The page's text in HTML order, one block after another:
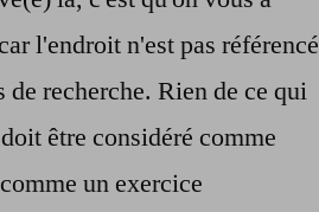
l'endroit n'est pas référencé
de recherche. Rien de ce qui
être considéré comme
un exercice